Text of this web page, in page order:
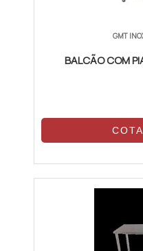
GMT
BALCÃO COM